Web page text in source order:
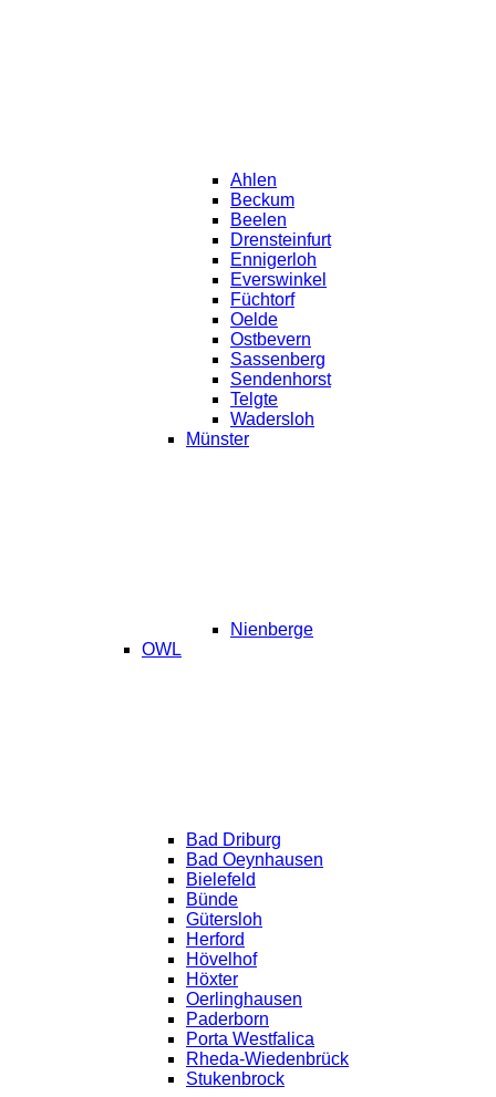
Ahlen
Beckum
Beelen
Drensteinfurt
Ennigerloh
Everswinkel
Füchtorf
Oelde
Ostbevern
Sassenberg
Sendenhorst
Telgte
Wadersloh
Münster
Nienberge
OWL
Bad Driburg
Bad Oeynhausen
Bielefeld
Bünde
Gütersloh
Herford
Hövelhof
Höxter
Oerlinghausen
Paderborn
Porta Westfalica
Rheda-Wiedenbrück
Stukenbrock